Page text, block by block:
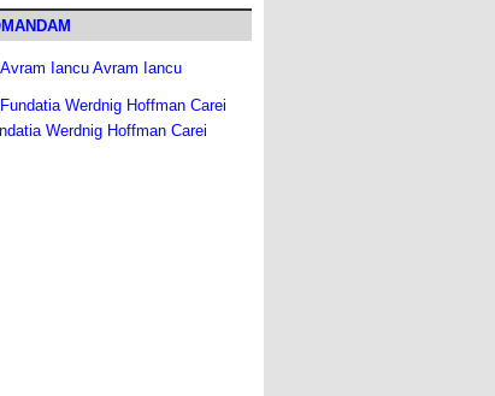
Avram Iancu
Werdnig Hoffman Carei